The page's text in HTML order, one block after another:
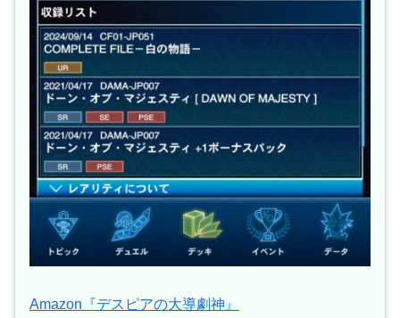
Amazon『デスピアの大導劇神』